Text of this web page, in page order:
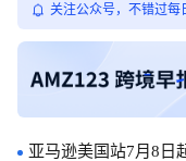
关注公众号，不错过每
亚马逊美国站7月8日